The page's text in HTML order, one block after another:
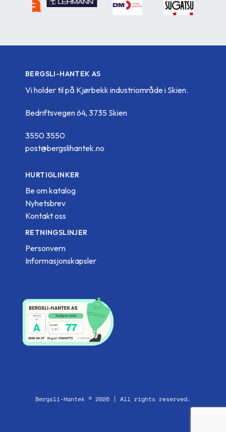
BERGSLI-HANTEK AS
Vi holder til på Kjørbekk industriområde i Skien.
Bedriftsvegen 64, 3735 Skien
3550 3550
post@bergslihantek.no
HURTIGLINKER
Be om katalog
Nyhetsbrev
Kontakt oss
RETNINGSLINJER
Personvern
Informasjonskapsler
Bergsli-Hantek © 2026 | All rights reserved.